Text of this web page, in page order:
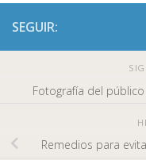
SEGUIR:
Fotografía del público
Remedios para